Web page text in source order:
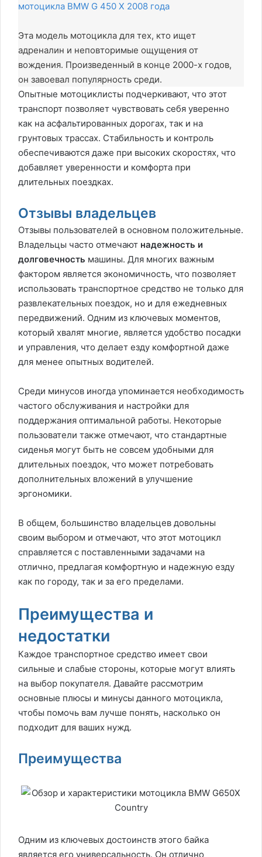
мотоцикла BMW G 450 X 2008 года
Эта модель мотоцикла для тех, кто ищет
адреналин и неповторимые ощущения от
вождения. Произведенный в конце 2000-х годов,
он завоевал популярность среди.
Опытные мотоциклисты подчеркивают, что этот
транспорт позволяет чувствовать себя уверенно
как на асфальтированных дорогах, так и на
грунтовых трассах. Стабильность и контроль
обеспечиваются даже при высоких скоростях, что
добавляет уверенности и комфорта при
длительных поездках.
Отзывы владельцев
Отзывы пользователей в основном положительные.
Владельцы часто отмечают надежность и
долговечность машины. Для многих важным
фактором является экономичность, что позволяет
использовать транспортное средство не только для
развлекательных поездок, но и для ежедневных
передвижений. Одним из ключевых моментов,
который хвалят многие, является удобство посадки
и управления, что делает езду комфортной даже
для менее опытных водителей.
Среди минусов иногда упоминается необходимость
частого обслуживания и настройки для
поддержания оптимальной работы. Некоторые
пользователи также отмечают, что стандартные
сиденья могут быть не совсем удобными для
длительных поездок, что может потребовать
дополнительных вложений в улучшение
эргономики.
В общем, большинство владельцев довольны
своим выбором и отмечают, что этот мотоцикл
справляется с поставленными задачами на
отлично, предлагая комфортную и надежную езду
как по городу, так и за его пределами.
Преимущества и
недостатки
Каждое транспортное средство имеет свои
сильные и слабые стороны, которые могут влиять
на выбор покупателя. Давайте рассмотрим
основные плюсы и минусы данного мотоцикла,
чтобы помочь вам лучше понять, насколько он
подходит для ваших нужд.
Преимущества
Одним из ключевых достоинств этого байка
является его универсальность. Он отлично